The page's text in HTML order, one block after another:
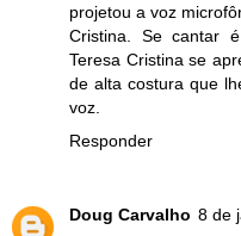
projetou a voz
Cristina. Se cantar
Teresa Cristina se
de alta costura que
voz.
Responder
Doug Carvalho 8 de